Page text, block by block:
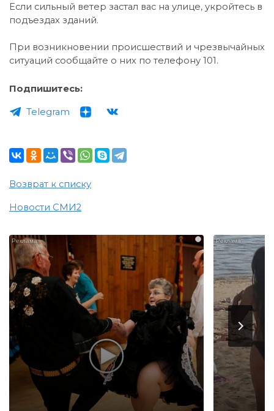
Если сильный ветер застал вас на улице, укройтесь в
подъездах зданий.
При возникновении происшествий и чрезвычайных
ситуаций сообщайте о них по телефону 101.
Подпишитесь:
Telegram
Возврат к списку
Новости СМИ2
i